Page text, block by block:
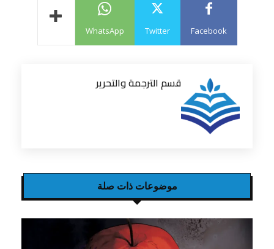
Facebook
Twitter
WhatsApp
قسم الترجمة والتحرير
موضوعات ذات صلة